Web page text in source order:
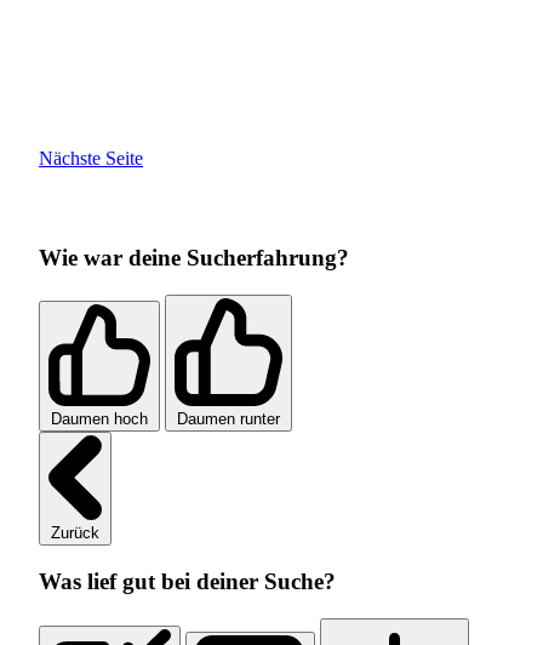
Nächste Seite
Wie war deine Sucherfahrung?
Daumen hoch Daumen runter
Zurück
Was lief gut bei deiner Suche?